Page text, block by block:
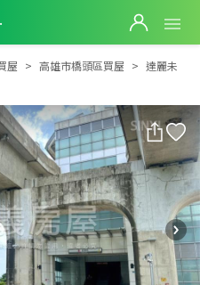
車
達麗未來市高樓平車
屋 高雄市橋頭區買屋
達麗未